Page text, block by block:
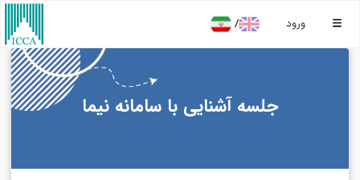
ورود /
جلسه آشنایی با سامانه نیما